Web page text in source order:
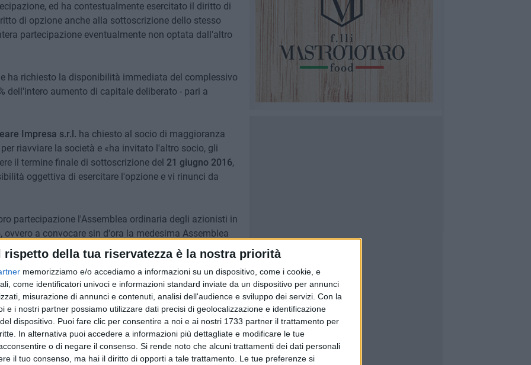
rispetto della tua riservatezza è la nostra priorità
memorizziamo e/o accediamo a informazioni su un dispositivo, come i cookie, e
come identificatori univoci e informazioni standard inviate da un dispositivo per annunci
misurazione di annunci e contenuti, analisi dell'audience e sviluppo dei servizi. Con la
e i nostri partner possiamo utilizzare dati precisi di geolocalizzazione e identificazione
dispositivo. Puoi fare clic per consentire a noi e ai nostri 1733 partner il trattamento per
In alternativa puoi accedere a informazioni più dettagliate e modificare le tue
o di negare il consenso. Si rende noto che alcuni trattamenti dei dati personali
il tuo consenso, ma hai il diritto di opporti a tale trattamento. Le tue preferenze si
ed ha contestualmente esercitato il diritto di
di opzione anche alla sottoscrizione dello stesso
partecipazione eventualmente non optata dall'altro
ha richiesto la disponibilità immediata del complessivo
dell'intero aumento di capitale deliberato - pari a
Impresa s.r.l. ha chiesto al socio di maggioranza
riavviare la società e «ha invitato l'altro socio, gli
il termine finale di sottoscrizione del 21 giugno 2016,
oggettiva di esercitare l'opzione e vi rinunci da
partecipazione l'Assemblea ordinaria degli azionisti in
, ovvero a convocare sin d'ora la medesima Assemblea
2016
, per l'adozione di tutti i provvedimenti
integrale dell'aumento di capitale».
Bari,
8 AGOSTO 2026
Partecipate comunali, Minervini:
«Scelte di competenza per una
nuova fase di governo»